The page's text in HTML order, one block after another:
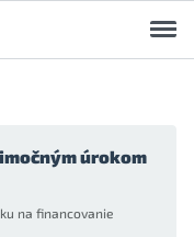
úrokom
na financovanie